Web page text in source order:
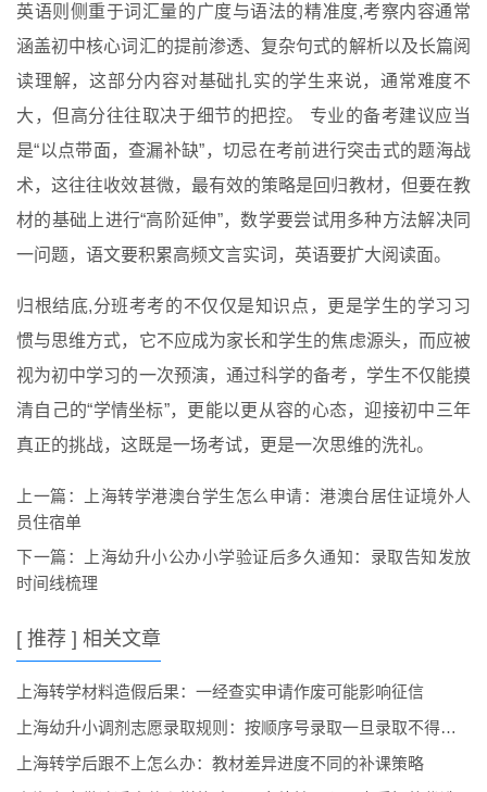
英语则侧重于词汇量的广度与语法的精准度,考察内容通常
涵盖初中核心词汇的提前渗透、复杂句式的解析以及长篇阅
读理解，这部分内容对基础扎实的学生来说，通常难度不
大，但高分往往取决于细节的把控。 专业的备考建议应当
是“以点带面，查漏补缺”，切忌在考前进行突击式的题海战
术，这往往收效甚微，最有效的策略是回归教材，但要在教
材的基础上进行“高阶延伸”，数学要尝试用多种方法解决同
一问题，语文要积累高频文言实词，英语要扩大阅读面。
归根结底,分班考考的不仅仅是知识点，更是学生的学习习
惯与思维方式，它不应成为家长和学生的焦虑源头，而应被
视为初中学习的一次预演，通过科学的备考，学生不仅能摸
清自己的“学情坐标”，更能以更从容的心态，迎接初中三年
真正的挑战，这既是一场考试，更是一次思维的洗礼。
上一篇：
上海转学港澳台学生怎么申请：港澳台居住证境外人
员住宿单
下一篇：
上海幼升小公办小学验证后多久通知：录取告知发放
时间线梳理
[ 推荐 ] 相关文章
上海转学材料造假后果：一经查实申请作废可能影响征信
上海幼升小调剂志愿录取规则：按顺序号录取一旦录取不得放弃
上海转学后跟不上怎么办：教材差异进度不同的补课策略